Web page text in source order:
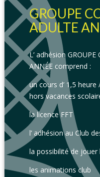
GROUPE
ADULTE
L’ adhésion
ANNÉE comprend :
un cours d’ 1,5
hors vacances
la licence FFT
l’ adhésion au Club
la possibilité de jouer
les animations club